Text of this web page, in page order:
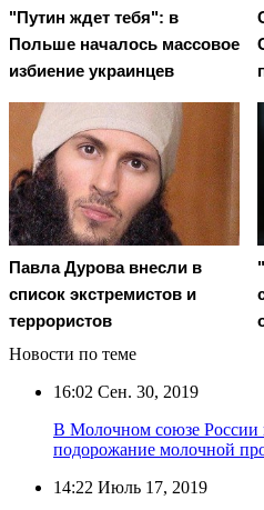
"Путин ждет тебя": в
Польше началось массовое
избиение украинцев
Павла Дурова внесли в
список экстремистов и
террористов
Новости по теме
16:02 Сен. 30, 2019
В Молочном союзе России
подорожание молочной
14:22 Июль 17, 2019